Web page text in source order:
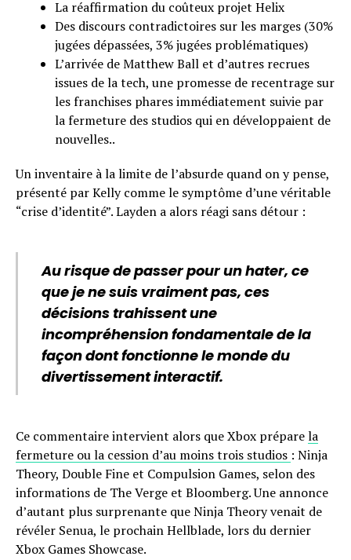
La réaffirmation du coûteux projet Helix
Des discours contradictoires sur les marges (30%
jugées dépassées, 3% jugées problématiques)
L’arrivée de Matthew Ball et d’autres recrues
issues de la tech, une promesse de recentrage sur
les franchises phares immédiatement suivie par
la fermeture des studios qui en développaient de
nouvelles..
Un inventaire à la limite de l’absurde quand on y pense,
présenté par Kelly comme le symptôme d’une véritable
“crise d’identité”. Layden a alors réagi sans détour :
Au risque de passer pour un hater, ce
que je ne suis vraiment pas, ces
décisions trahissent une
incompréhension fondamentale de la
façon dont fonctionne le monde du
divertissement interactif.
Ce commentaire intervient alors que Xbox préparela
fermeture ou la cession d’au moins trois studios : Ninja
Theory, Double Fine et Compulsion Games, selon des
informations de The Verge et Bloomberg. Une annonce
d’autant plus surprenante que Ninja Theory venait de
révéler Senua, le prochain Hellblade, lors du dernier
Xbox Games Showcase.